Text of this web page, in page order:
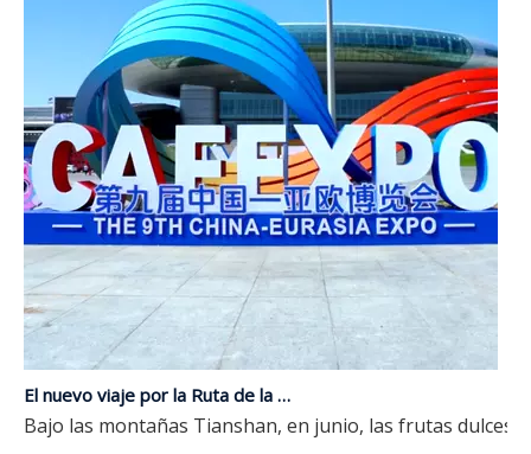
Bajo las montañas Tianshan, en junio, las frutas